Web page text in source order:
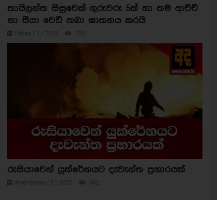
තායිලන්ත සිසුවෙක් ගුරුවරු 5ක් හා තම ආච්චි
හා සීයා වෙඩි තබා ඝාතනය කරයි
Friday / 7 / 2026 352
රුසියාවෙන් යුක්රේනයට දැවැන්ත ප්‍රහාරයක්
Wednesday / 5 / 2026 342